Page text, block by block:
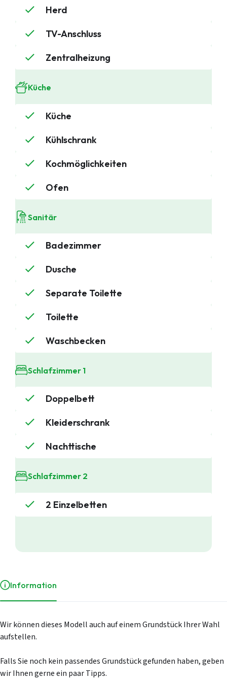
Mobilheime
Anlässe
Über
Stellplätze
Login
Herd
TV-Anschluss
Zentralheizung
Küche
Küche
Kühlschrank
Kochmöglichkeiten
Ofen
Sanitär
Badezimmer
Dusche
Separate Toilette
Toilette
Waschbecken
Schlafzimmer 1
Doppelbett
Kleiderschrank
Nachttische
Schlafzimmer 2
2 Einzelbetten
Information
Wir können dieses Modell auch auf einem Grundstück Ihrer Wahl
aufstellen.
Falls Sie noch kein passendes Grundstück gefunden haben, geben
wir Ihnen gerne ein paar Tipps.